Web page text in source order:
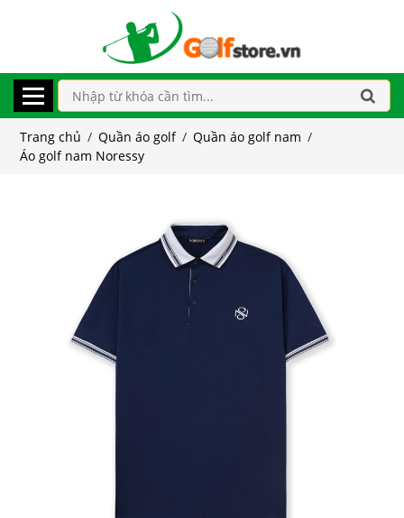
Trang chủ / Quần áo golf / Quần áo golf nam /
Áo golf nam Noressy